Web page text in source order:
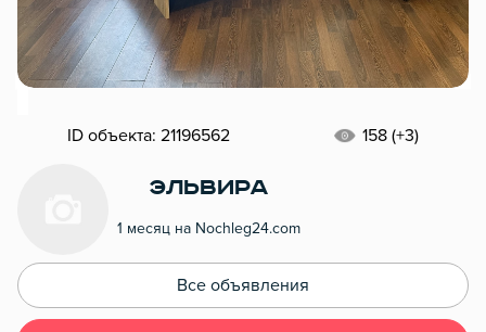
ID объекта: 21196562 158 (+3)
Эльвира
1 месяц на Nochleg24.com
Все объявления